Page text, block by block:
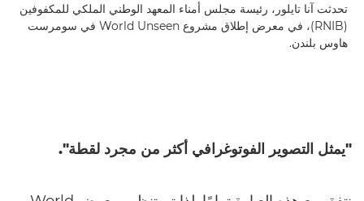
تحدثت آنا تايلور، رئيسة مجلس أمناء المعهد الوطني الملكي للمكفوفين
(RNIB)، في معرض إطلاق مشروع World Unseen في سومرست
هاوس بلندن.
"يمثل التصوير الفوتوغرافي أكثر من مجرد لقطة".